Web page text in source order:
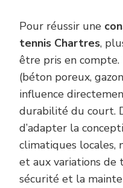
Pour réussir une
tennis Chartres,
être pris en
(béton poreux,
influence
durabilité du court.
d’adapter la
climatiques locales,
et aux variations de
sécurité et la